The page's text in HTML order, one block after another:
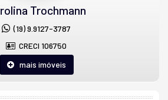
por câmeras e viatura,
ar livre e árvores nativas.
fácil acesso ao centro de Nova
- região em expansão e
corretoras da Key House!
Trochmann
(19) 9.9127-3787
CRECI 106750
mais imóveis